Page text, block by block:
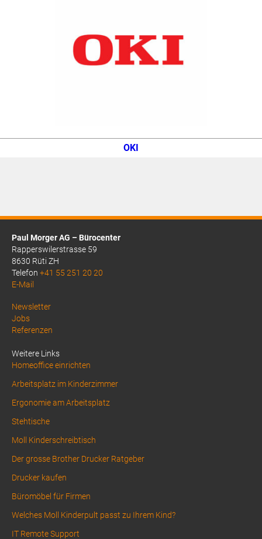
OKI
Paul Morger AG – Bürocenter
Rapperswilerstrasse 59
8630 Rüti ZH
Telefon +41 55 251 20 20
E-Mail
Above
Footer
Newsletter
Jobs
Referenzen
Weitere Links
Homeoffice einrichten
Arbeitsplatz im Kinderzimmer
Ergonomie am Arbeitsplatz
Stehtische
Moll Kinderschreibtisch
Der grosse Brother Drucker Ratgeber
Drucker kaufen
Büromöbel für Firmen
Welches Moll Kinderpult passt zu Ihrem Kind?
IT Remote Support